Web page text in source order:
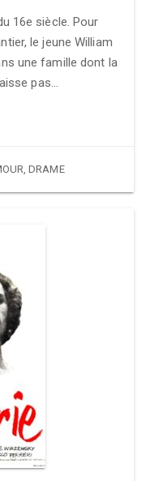
16e siècle. Pour
le jeune William
une famille dont la
pas…
,DRAME